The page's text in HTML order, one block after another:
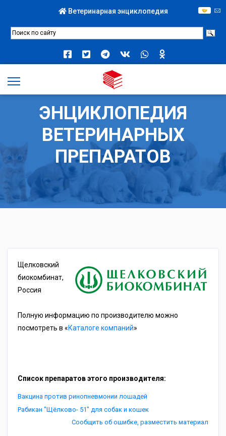
Ветеринарная энциклопедия
ЭНЦИКЛОПЕДИЯ
ВЕТЕРИНАРНЫХ
ПРЕПАРАТОВ
Щелковский
биокомбинат,
Россия
Полную информацию по производителю можно
посмотреть в «Каталоге компаний»
Список препаратов этого производителя:
Вакцина против ринопневмонии лошадей
Рабикан "Щёлково- 51" для собак и кошек
Сообщить об ошибке, разместить материал